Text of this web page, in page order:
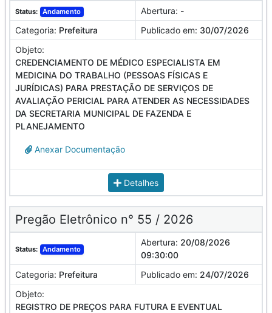
Status: Andamento Abertura: -
Categoria: Prefeitura Publicado em: 30/07/2026
Objeto:
CREDENCIAMENTO DE MÉDICO ESPECIALISTA EM
MEDICINA DO TRABALHO (PESSOAS FÍSICAS E
JURÍDICAS) PARA PRESTAÇÃO DE SERVIÇOS DE
AVALIAÇÃO PERICIAL PARA ATENDER AS NECESSIDADES
DA SECRETARIA MUNICIPAL DE FAZENDA E
PLANEJAMENTO
Anexar Documentação
Detalhes
Pregão Eletrônico n° 55 / 2026
Status: Andamento
Abertura: 20/08/2026
09:30:00
Categoria: Prefeitura Publicado em: 24/07/2026
Objeto:
REGISTRO DE PREÇOS PARA FUTURA E EVENTUAL